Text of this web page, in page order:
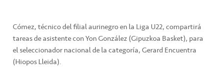
Cómez, técnico del filial aurinegro en la Liga U22, compartirá
tareas de asistente con Yon González (Gipuzkoa Basket), para
el seleccionador nacional de la categoría, Gerard Encuentra
(Hiopos Lleida).